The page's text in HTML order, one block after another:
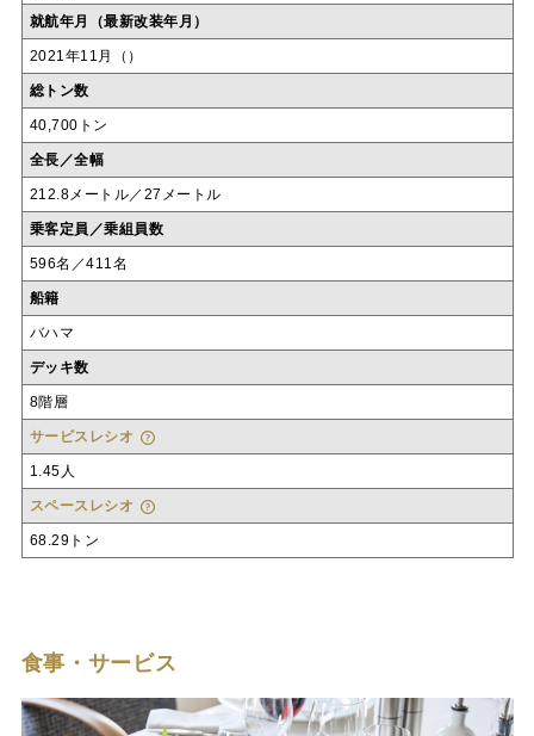
就航年月（最新改装年月）
2021年11月（）
総トン数
40,700トン
全長／全幅
212.8メートル／27メートル
乗客定員／乗組員数
596名／411名
船籍
バハマ
デッキ数
8階層
サービスレシオ
1.45人
スペースレシオ
68.29トン
食事・サービス